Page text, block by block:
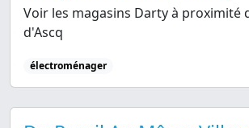
Voir les magasins Darty à proximité
d'Ascq
électroménager